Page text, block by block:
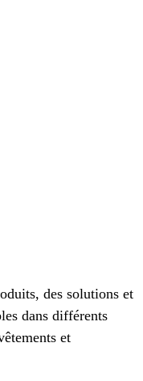
des solutions et
dans différents
et